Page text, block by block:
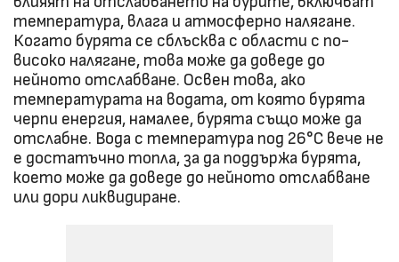
температура, влага и атмосферно налягане.
Когато бурята се сблъсква с области с по-
високо налягане, това може да доведе до
нейното отслабване. Освен това, ако
температурата на водата, от която бурята
черпи енергия, намалее, бурята също може да
отслабне. Вода с температура под 26°C вече не
е достатъчно топла, за да поддържа бурята,
което може да доведе до нейното отслабване
или дори ликвидиране.